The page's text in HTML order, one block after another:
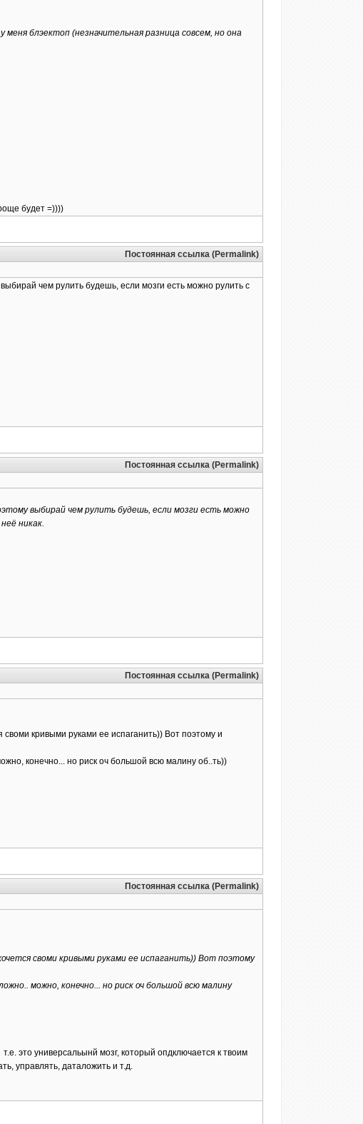
блэектоп (незначительная разница совсем, но она
будет =))))
Постоянная ссылка (Permalink)
чем рулить будешь, если мозги есть можно рулить с
Постоянная ссылка (Permalink)
выбирай чем рулить будешь, если мозги есть можно
никак.
Постоянная ссылка (Permalink)
кривыми руками ее испаганить)) Вот поэтому и
конечно... но риск оч большой всю малину об..ть))
Постоянная ссылка (Permalink)
своми кривыми руками ее испаганить)) Вот поэтому
можно, конечно... но риск оч большой всю малину
это универсальынй мозг, который опдключается к твоим
управлять, даталожить и т.д.